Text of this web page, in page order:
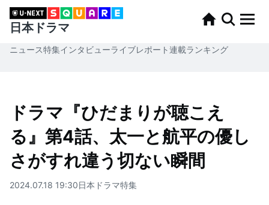
日本ドラマ
ニュース特集インタビューライブレポート連載ランキング
ドラマ『ひだまりが聴こえ
る』第4話、太一と航平の優し
さがすれ違う切ない瞬間
2024.07.18 19:30日本ドラマ特集